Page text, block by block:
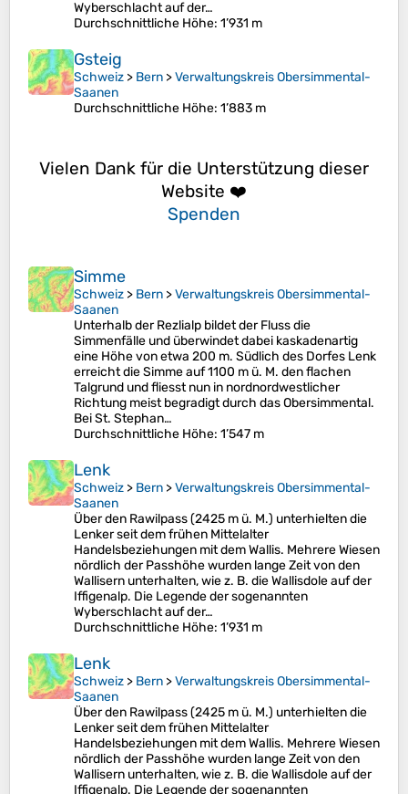
Wyberschlacht auf der…
Durchschnittliche Höhe: 1’931 m
Gsteig
Schweiz > Bern >Verwaltungskreis Obersimmental-
Saanen
Durchschnittliche Höhe: 1’883 m
Vielen Dank für die Unterstützung dieser
Website ❤️
Spenden
Simme
Schweiz > Bern >Verwaltungskreis Obersimmental-
Saanen
Unterhalb der Rezlialp bildet der Fluss die
Simmenfälle und überwindet dabei kaskadenartig
eine Höhe von etwa 200 m. Südlich des Dorfes Lenk
erreicht die Simme auf 1100 m ü. M. den flachen
Talgrund und fliesst nun in nordnordwestlicher
Richtung meist begradigt durch das Obersimmental.
Bei St. Stephan…
Durchschnittliche Höhe: 1’547 m
Lenk
Schweiz > Bern >Verwaltungskreis Obersimmental-
Saanen
Über den Rawilpass (2425 m ü. M.) unterhielten die
Lenker seit dem frühen Mittelalter
Handelsbeziehungen mit dem Wallis. Mehrere Wiesen
nördlich der Passhöhe wurden lange Zeit von den
Wallisern unterhalten, wie z. B. die Wallisdole auf der
Iffigenalp. Die Legende der sogenannten
Wyberschlacht auf der…
Durchschnittliche Höhe: 1’931 m
Lenk
Schweiz > Bern >Verwaltungskreis Obersimmental-
Saanen
Über den Rawilpass (2425 m ü. M.) unterhielten die
Lenker seit dem frühen Mittelalter
Handelsbeziehungen mit dem Wallis. Mehrere Wiesen
nördlich der Passhöhe wurden lange Zeit von den
Wallisern unterhalten, wie z. B. die Wallisdole auf der
Iffigenalp. Die Legende der sogenannten